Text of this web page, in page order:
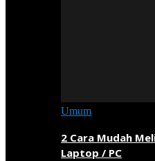
Umum
2 Cara Mudah
Laptop / PC